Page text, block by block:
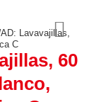
Lavavajillas,
C
60